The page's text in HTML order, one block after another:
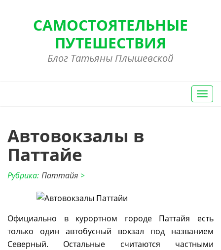
САМОСТОЯТЕЛЬНЫЕ
ПУТЕШЕСТВИЯ
Блог Татьяны Плышевской
Вкл/
Автовокзалы в
Паттайе
>
Рубрика: Паттайя
Официально в курортном городе Паттайя есть
только один автобусный вокзал под названием
Северный. Остальные считаются частными